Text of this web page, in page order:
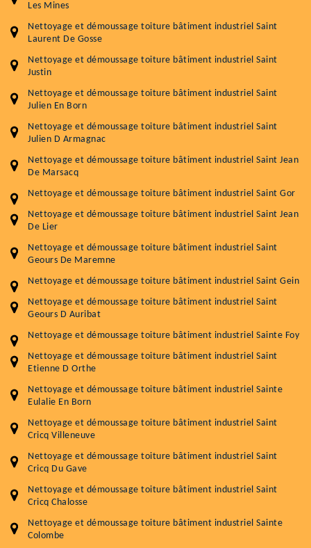
Les Mines
Nettoyage et démoussage toiture bâtiment industriel Saint
Laurent De Gosse
Nettoyage et démoussage toiture bâtiment industriel Saint
Justin
Nettoyage et démoussage toiture bâtiment industriel Saint
Julien En Born
Nettoyage et démoussage toiture bâtiment industriel Saint
Julien D Armagnac
Nettoyage et démoussage toiture bâtiment industriel Saint Jean
De Marsacq
Nettoyage et démoussage toiture bâtiment industriel Saint Gor
Nettoyage et démoussage toiture bâtiment industriel Saint Jean
De Lier
Nettoyage et démoussage toiture bâtiment industriel Saint
Geours De Maremne
Nettoyage et démoussage toiture bâtiment industriel Saint Gein
Nettoyage et démoussage toiture bâtiment industriel Saint
Geours D Auribat
Nettoyage et démoussage toiture bâtiment industriel Sainte Foy
Nettoyage et démoussage toiture bâtiment industriel Saint
Etienne D Orthe
Nettoyage et démoussage toiture bâtiment industriel Sainte
Eulalie En Born
Nettoyage et démoussage toiture bâtiment industriel Saint
Cricq Villeneuve
Nettoyage et démoussage toiture bâtiment industriel Saint
Cricq Du Gave
Nettoyage et démoussage toiture bâtiment industriel Saint
Cricq Chalosse
Nettoyage et démoussage toiture bâtiment industriel Sainte
Colombe